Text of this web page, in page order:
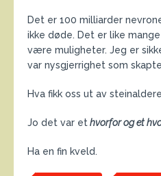
Det er 100 milliarder
ikke døde. Det er like
være muligheter. Jeg er
var nysgjerrighet som
Hva fikk oss ut av
Jo det var ethvorfor og et
Ha en fin kveld.